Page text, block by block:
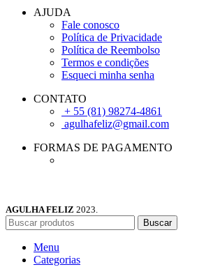
AJUDA
Fale conosco
Política de Privacidade
Política de Reembolso
Termos e condições
Esqueci minha senha
CONTATO
+ 55 (81) 98274-4861
agulhafeliz@gmail.com
FORMAS DE PAGAMENTO
AGULHA FELIZ 2023.
Buscar
Menu
Categorias